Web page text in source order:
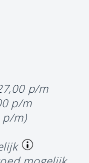
p/m
p/m
p/m)